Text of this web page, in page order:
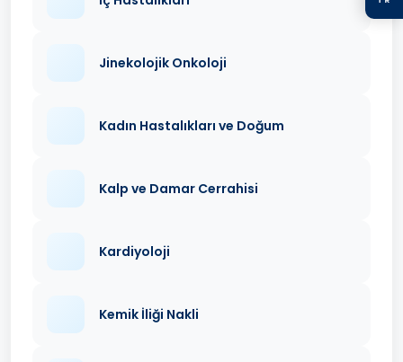
Jinekolojik Onkoloji
Kadın Hastalıkları ve Doğum
Kalp ve Damar Cerrahisi
Kardiyoloji
Kemik İliği Nakli